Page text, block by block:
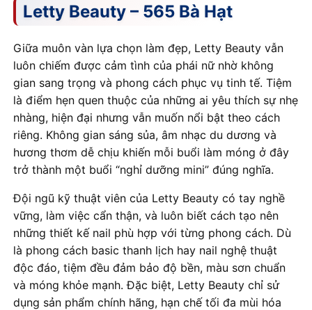
Letty Beauty – 565 Bà Hạt
Giữa muôn vàn lựa chọn làm đẹp, Letty Beauty vẫn
luôn chiếm được cảm tình của phái nữ nhờ không
gian sang trọng và phong cách phục vụ tinh tế. Tiệm
là điểm hẹn quen thuộc của những ai yêu thích sự nhẹ
nhàng, hiện đại nhưng vẫn muốn nổi bật theo cách
riêng. Không gian sáng sủa, âm nhạc du dương và
hương thơm dễ chịu khiến mỗi buổi làm móng ở đây
trở thành một buổi “nghỉ dưỡng mini” đúng nghĩa.
Đội ngũ kỹ thuật viên của Letty Beauty có tay nghề
vững, làm việc cẩn thận, và luôn biết cách tạo nên
những thiết kế nail phù hợp với từng phong cách. Dù
là phong cách basic thanh lịch hay nail nghệ thuật
độc đáo, tiệm đều đảm bảo độ bền, màu sơn chuẩn
và móng khỏe mạnh. Đặc biệt, Letty Beauty chỉ sử
dụng sản phẩm chính hãng, hạn chế tối đa mùi hóa